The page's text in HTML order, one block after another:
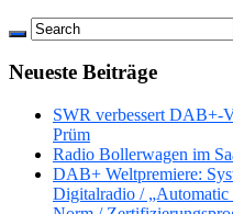
Neueste Beiträge
SWR verbessert DAB+-
Prüm
Radio Bollerwagen im
DAB+ Weltpremiere:
Digitalradio /